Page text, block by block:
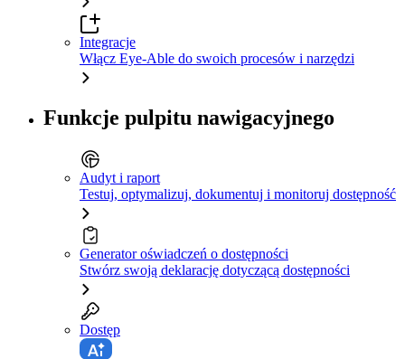
Integracje
Włącz Eye-Able do swoich procesów i narzędzi
Funkcje pulpitu nawigacyjnego
Audyt i raport
Testuj, optymalizuj, dokumentuj i monitoruj dostępność
Generator oświadczeń o dostępności
Stwórz swoją deklarację dotyczącą dostępności
Dostęp